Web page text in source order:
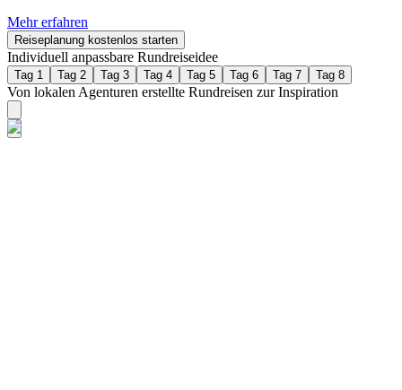
Mehr erfahren
Reiseplanung kostenlos starten
Individuell anpassbare Rundreiseidee
Tag 1 Tag 2 Tag 3 Tag 4 Tag 5 Tag 6 Tag 7 Tag 8
Von lokalen Agenturen erstellte Rundreisen zur Inspiration